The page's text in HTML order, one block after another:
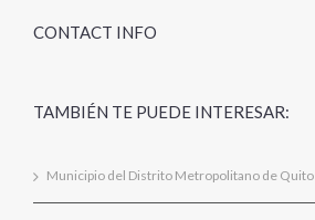
CONTACT INFO
TAMBIÉN TE PUEDE INTERESAR:
Municipio del Distrito Metropolitano de Quito